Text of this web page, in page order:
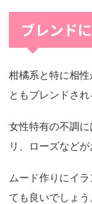
ブレンド
柑橘系と特に相
ともブレンドされ
女性特有の不調
リ、ローズなどが
ムード作りにイ
ても良いでしょう